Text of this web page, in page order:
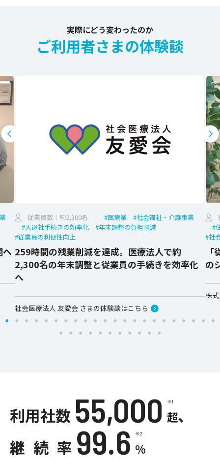
実際にどう変わったのか
ご利用者さまの体験談
へ
従業員数：約2,300名 #医療業
#社会福祉・介護事業
#入退社手続きの効率化
#年末調整の負担軽減
#従業員の利便性向上
259時間の残業削減を達成。医療法人で約
2,300名の年末調整と従業員の手続きを効率化
へ
社会医療法人 友愛会 さまの体験談はこちら
#
#社
の
株
利用社数 55,000 ※1
超、
継続率99.6 ※2
%